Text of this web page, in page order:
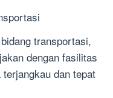
transportasi,
dengan fasilitas
dan tepat